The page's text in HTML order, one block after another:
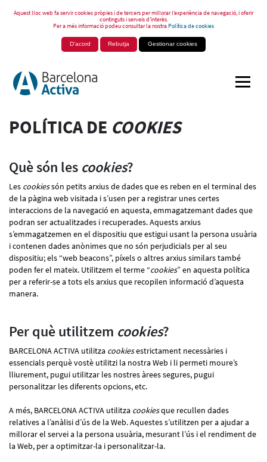
Aquest lloc web fa servir cookies pròpies i de tercers per millorar l’experiència de navegació, i oferir
continguts i serveis d’interès.
Per a més informació podeu consultar la nostraPolítica de cookies
D'acord Rebutja Gestionar cookies
POLÍTICA DE COOKIES
Què són les cookies?
Les cookiessón petits arxius de dades que es reben en el terminal des
de la pàgina web visitada i s’usen per a registrar unes certes
interaccions de la navegació en aquesta, emmagatzemant dades que
podran ser actualitzades i recuperades. Aquests arxius
s’emmagatzemen en el dispositiu que estigui usant la persona usuària
i contenen dades anònimes que no són perjudicials per al seu
dispositiu; els “web beacons”, píxels o altres arxius similars també
poden fer el mateix. Utilitzem el terme “cookies” en aquesta política
per a referir-se a tots els arxius que recopilen informació d’aquesta
manera.
Per què utilitzem cookies?
BARCELONA ACTIVA utilitza cookiesestrictament necessàries i
essencials perquè vostè utilitzi la nostra Web i li permeti moure’s
lliurement, pugui utilitzar les nostres àrees segures, pugui
personalitzar les diferents opcions, etc.
A més, BARCELONA ACTIVA utilitza cookiesque recullen dades
relatives a l’anàlisi d’ús de la Web. Aquestes s’utilitzen per a ajudar a
millorar el servei a la persona usuària, mesurant l’ús i el rendiment de
la Web, per a optimitzar-la i personalitzar-la.